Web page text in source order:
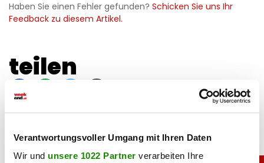
Verantwortungsvoller Umgang mit Ihren Daten
Wir und unsere 1022 Partner verarbeiten Ihre
Haben Sie einen Fehler gefunden? Schicken Sie uns Ihr
Feedback zu diesem Artikel.
teilen